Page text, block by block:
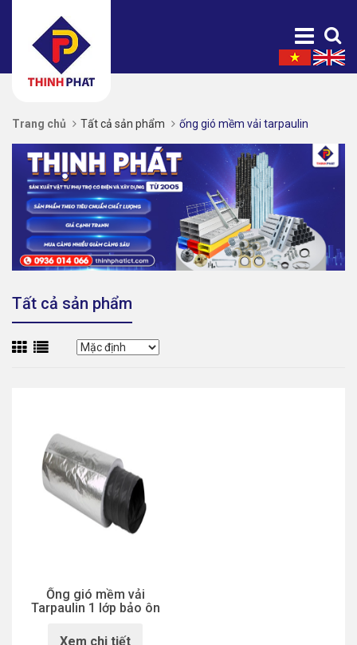
Trang chủ Tất cả sản phẩm ống gió mềm vải tarpaulin
Tất cả sản phẩm
Ống gió mềm vải
Tarpaulin 1 lớp bảo ôn
Xem chi tiết